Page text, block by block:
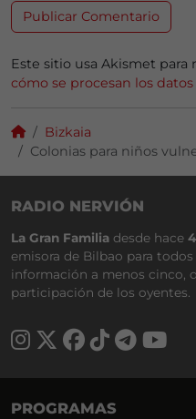
Este sitio usa Akismet para
cómo se procesan los
Bizkaia
Colonias para niños
RADIO NERVIÓN
La Gran Familia desde hace
emisora de Bilbao para
información a menos cinco,
participación de los oyentes.
PROGRAMAS